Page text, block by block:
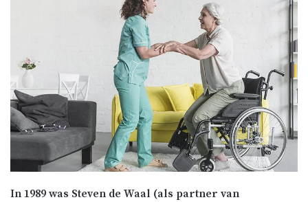
In 1989 was Steven de Waal (als partner van